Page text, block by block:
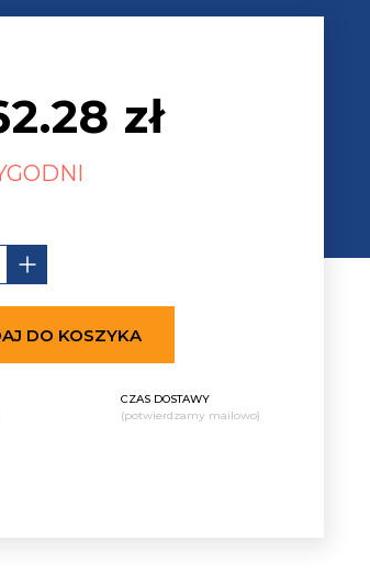
zł
DO KOSZYKA
CZAS DOSTAWY
(potwierdzamy mailowo)